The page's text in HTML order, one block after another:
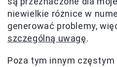
niewielkie różnice w
generować problemy,
szczególną uwagę.
Poza tym innym